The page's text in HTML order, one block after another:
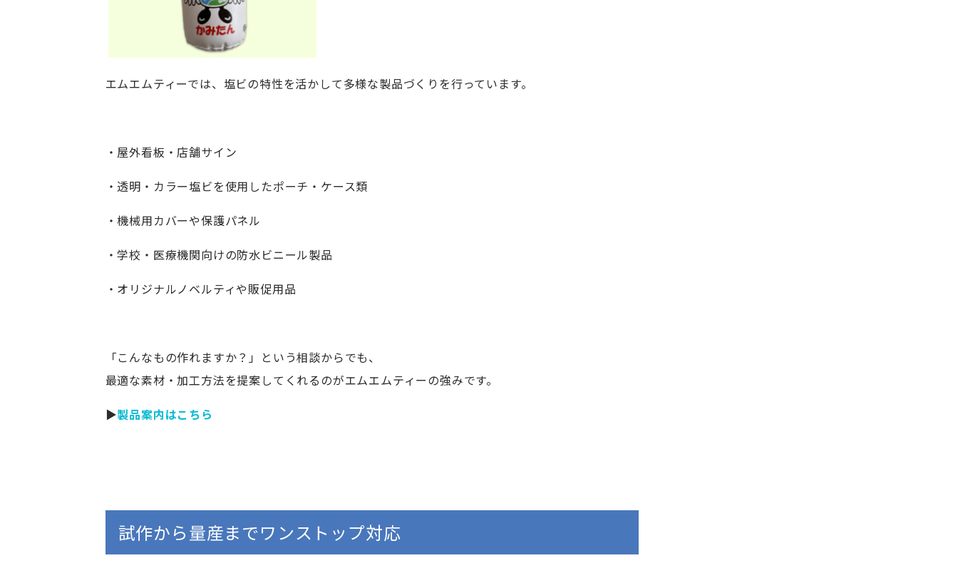
エムエムティーでは、塩ビの特性を活かして多様な製品づくりを行っています。
・屋外看板・店舗サイン
・透明・カラー塩ビを使用したポーチ・ケース類
・機械用カバーや保護パネル
・学校・医療機関向けの防水ビニール製品
・オリジナルノベルティや販促用品
「こんなもの作れますか？」という相談からでも、
最適な素材・加工方法を提案してくれるのがエムエムティーの強みです。
▶製品案内はこちら
試作から量産までワンストップ対応